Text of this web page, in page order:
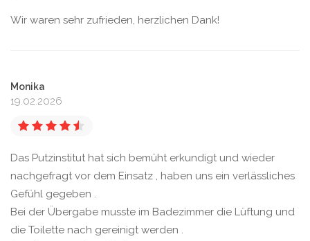
Wir waren sehr zufrieden, herzlichen Dank!
Monika
19.02.2026
Das Putzinstitut hat sich bemüht erkundigt und wieder
nachgefragt vor dem Einsatz , haben uns ein verlässliches
Gefühl gegeben .
Bei der Übergabe musste im Badezimmer die Lüftung und
die Toilette nach gereinigt werden .